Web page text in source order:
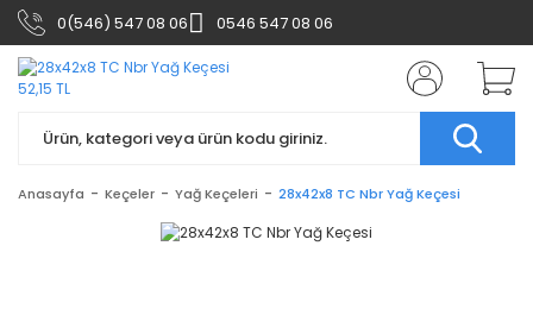
0(546) 547 08 06 0546 547 08 06
Anasayfa Keçeler Yağ Keçeleri 28x42x8 TC Nbr Yağ Keçesi